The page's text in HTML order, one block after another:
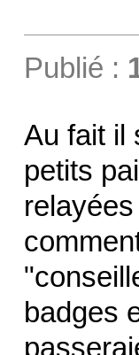
Publié :
Au fait il
petits
badges